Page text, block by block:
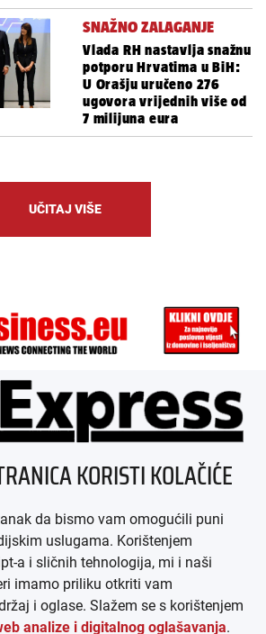
SNAŽNO ZALAGANJE
Vlada RH nastavlja snažnu
potporu Hrvatima u BiH:
U Orašju uručeno 276
ugovora vrijednih više od
7 milijuna eura
UČITAJ VIŠE
ÜBER UNS
IMPRESSUM
AGB
DATENSCHUTZ
MEDIADATEN
KORISTI KOLAČIĆE
da bismo vam omogućili puni
uslugama. Korištenjem
a i sličnih tehnologija, mi i naši
imamo priliku otkriti vam
i oglase. Slažem se s korištenjem
analize i digitalnog oglašavanja.